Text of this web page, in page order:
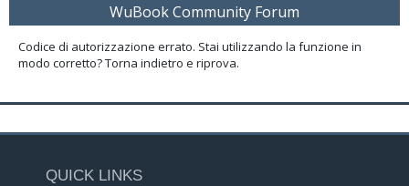
WuBook Community Forum
Codice di autorizzazione errato. Stai utilizzando la funzione in
modo corretto? Torna indietro e riprova.
QUICK LINKS